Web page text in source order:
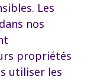
Les
nos
propriétés
utiliser les